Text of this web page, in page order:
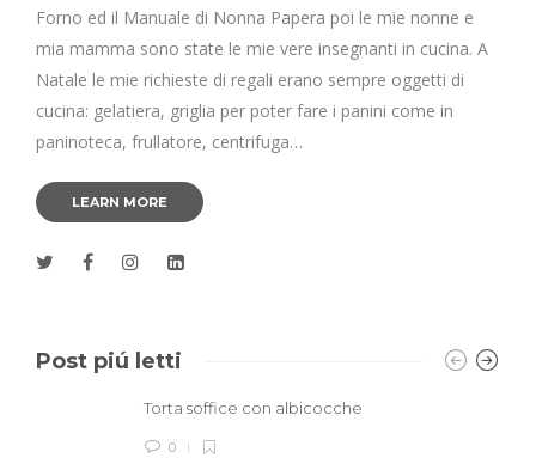
Forno ed il Manuale di Nonna Papera poi le mie nonne e
mia mamma sono state le mie vere insegnanti in cucina. A
Natale le mie richieste di regali erano sempre oggetti di
cucina: gelatiera, griglia per poter fare i panini come in
paninoteca, frullatore, centrifuga…
LEARN MORE
Post piú letti
Torta soffice con albicocche
0